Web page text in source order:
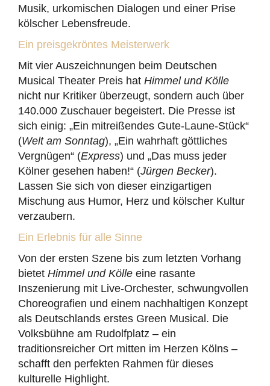
Musik, urkomischen Dialogen und einer Prise
kölscher Lebensfreude.
Ein preisgekröntes Meisterwerk
Mit vier Auszeichnungen beim Deutschen
Musical Theater Preis hat Himmel und Kölle
nicht nur Kritiker überzeugt, sondern auch über
140.000 Zuschauer begeistert. Die Presse ist
sich einig: „Ein mitreißendes Gute-Laune-Stück“
(Welt am Sonntag), „Ein wahrhaft göttliches
Vergnügen“ (Express) und „Das muss jeder
Kölner gesehen haben!“ (Jürgen Becker).
Lassen Sie sich von dieser einzigartigen
Mischung aus Humor, Herz und kölscher Kultur
verzaubern.
Ein Erlebnis für alle Sinne
Von der ersten Szene bis zum letzten Vorhang
bietet Himmel und Kölle eine rasante
Inszenierung mit Live-Orchester, schwungvollen
Choreografien und einem nachhaltigen Konzept
als Deutschlands erstes Green Musical. Die
Volksbühne am Rudolfplatz – ein
traditionsreicher Ort mitten im Herzen Kölns –
schafft den perfekten Rahmen für dieses
kulturelle Highlight.